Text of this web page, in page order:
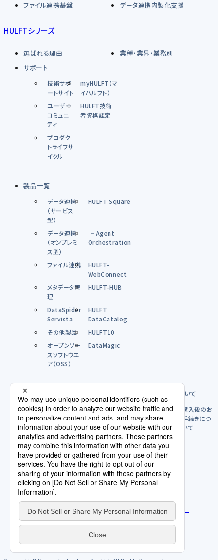
ファイル連携基盤
データ連携内製化支援
HULFTシリーズ
選ばれる理由
業種・業界・業務別
サポート
技術サポ
ートサイト
myHULFT（マ
イハルフト）
ユーザー
コミュニ
ティ
HULFT技術
者資格認定
プロダク
トライフサ
イクル
製品一覧
データ連携
（サービス
型）
HULFT Square
データ連携
（オンプレミ
ス型）
└ Agent
Orchestration
ファイル連携
HULFT-
WebConnect
メタデータ管
理
HULFT-HUB
DataSpider
Servista
HULFT
DataCatalog
その他製品
HULFT10
オープンソー
スソフトウエ
ア（OSS）
DataMagic
購入前のFAQ 製品のご購入方法について
購入後につ
いて
購入後のお
手続きにつ
いて
パートナー
ライセンスポリシー
使用許諾契約/利用規約
評価版を試す
サービス規約免責事項人権方針契約発注取引規約
個人情報の取扱いについてプライバシーポリシーサイトポリシー
CookieポリシーAI倫理原則
カスタマーハラスメントに関する当社の考え方